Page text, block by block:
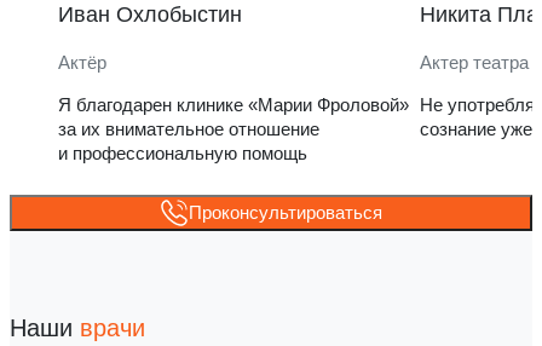
Иван Охлобыстин
Актёр
Я благодарен клинике «Марии Фроловой»
за их внимательное отношение
и профессиональную помощь
Никита
Актер театра
Не
сознание уже
Проконсультироваться
Наши врачи